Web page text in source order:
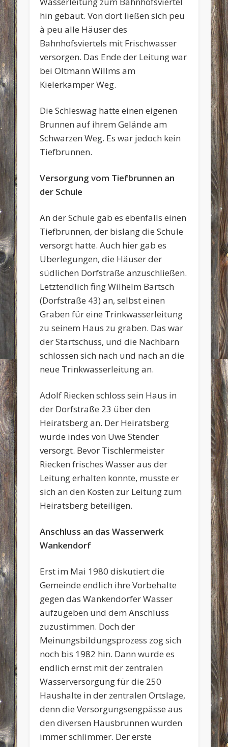
hin gebaut. Von dort ließen sich peu
à peu alle Häuser des
Bahnhofsviertels mit Frischwasser
versorgen. Das Ende der Leitung war
bei Oltmann Willms am
Kielerkamper Weg.
Die Schleswag hatte einen eigenen
Brunnen auf ihrem Gelände am
Schwarzen Weg. Es war jedoch kein
Tiefbrunnen.
Versorgung vom Tiefbrunnen an
der Schule
An der Schule gab es ebenfalls einen
Tiefbrunnen, der bislang die Schule
versorgt hatte. Auch hier gab es
Überlegungen, die Häuser der
südlichen Dorfstraße anzuschließen.
Letztendlich fing Wilhelm Bartsch
(Dorfstraße 43) an, selbst einen
Graben für eine Trinkwasserleitung
zu seinem Haus zu graben. Das war
der Startschuss, und die Nachbarn
schlossen sich nach und nach an die
neue Trinkwasserleitung an.
Adolf Riecken schloss sein Haus in
der Dorfstraße 23 über den
Heiratsberg an. Der Heiratsberg
wurde indes von Uwe Stender
versorgt. Bevor Tischlermeister
Riecken frisches Wasser aus der
Leitung erhalten konnte, musste er
sich an den Kosten zur Leitung zum
Heiratsberg beteiligen.
Anschluss an das Wasserwerk
Wankendorf
Erst im Mai 1980 diskutiert die
Gemeinde endlich ihre Vorbehalte
gegen das Wankendorfer Wasser
aufzugeben und dem Anschluss
zuzustimmen. Doch der
Meinungsbildungsprozess zog sich
noch bis 1982 hin. Dann wurde es
endlich ernst mit der zentralen
Wasserversorgung für die 250
Haushalte in der zentralen Ortslage,
denn die Versorgungsengpässe aus
den diversen Hausbrunnen wurden
immer schlimmer. Der erste